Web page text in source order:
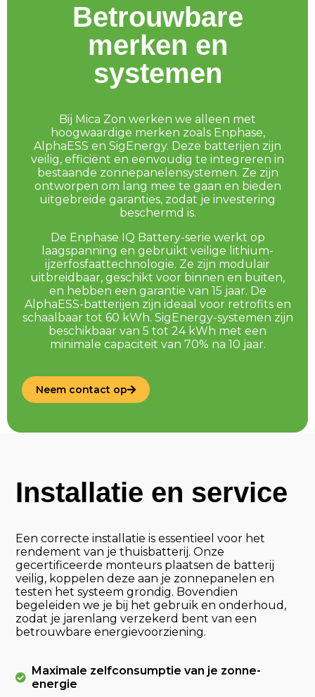
Betrouwbare
merken en
systemen
Bij Mica Zon werken we alleen met
hoogwaardige merken zoals Enphase,
AlphaESS en SigEnergy. Deze batterijen zijn
veilig, efficiënt en eenvoudig te integreren in
bestaande zonnepanelensystemen. Ze zijn
ontworpen om lang mee te gaan en bieden
uitgebreide garanties, zodat je investering
beschermd is.
De Enphase IQ Battery-serie werkt op
laagspanning en gebruikt veilige lithium-
ijzerfosfaattechnologie. Ze zijn modulair
uitbreidbaar, geschikt voor binnen en buiten,
en hebben een garantie van 15 jaar. De
AlphaESS-batterijen zijn ideaal voor retrofits en
schaalbaar tot 60 kWh. SigEnergy-systemen zijn
beschikbaar van 5 tot 24 kWh met een
minimale capaciteit van 70% na 10 jaar.
Neem contact op
Installatie en service
Een correcte installatie is essentieel voor het
rendement van je thuisbatterij. Onze
gecertificeerde monteurs plaatsen de batterij
veilig, koppelen deze aan je zonnepanelen en
testen het systeem grondig. Bovendien
begeleiden we je bij het gebruik en onderhoud,
zodat je jarenlang verzekerd bent van een
betrouwbare energievoorziening.
Maximale zelfconsumptie van je zonne-
energie